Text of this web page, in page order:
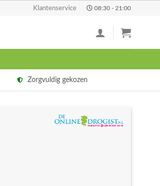
Klantenservice 08:30 - 21:00
Zorgvuldig gekozen